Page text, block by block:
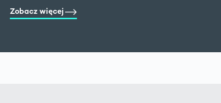
Zobacz więcej